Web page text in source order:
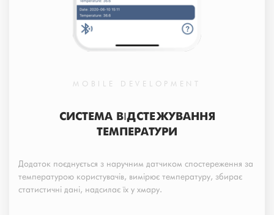
MOBILE DEVELOPMENT
СИСТЕМА ВІДСТЕЖУВАННЯ
ТЕМПЕРАТУРИ
Додаток поєднується з наручним датчиком спостереження за
температурою користувачів, вимірює температуру, збирає
статистичні дані, надсилає їх у хмару.